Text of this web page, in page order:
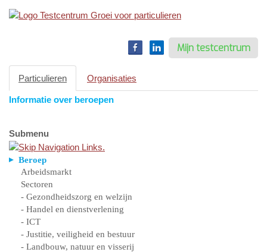
Mijn testcentrum
Particulieren Organisaties
Informatie over beroepen
Submenu
Beroep
Arbeidsmarkt
Sectoren
- Gezondheidszorg en welzijn
- Handel en dienstverlening
- ICT
- Justitie, veiligheid en bestuur
- Landbouw, natuur en visserij